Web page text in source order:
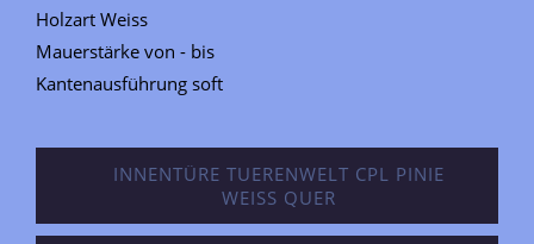
Holzart Weiss
Mauerstärke von - bis
Kantenausführung soft
INNENTÜRE TUERENWELT CPL PINIE
WEISS QUER